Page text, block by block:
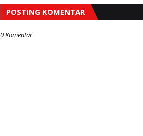
POSTING KOMENTAR
0 Komentar